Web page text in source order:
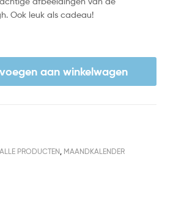
Ook leuk als cadeau!
aan winkelwagen
ALLE PRODUCTEN, MAANDKALENDER